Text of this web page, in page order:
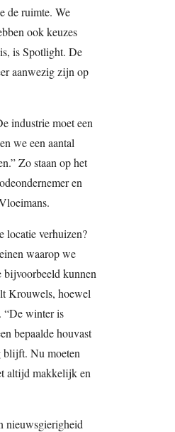
de ruimte. We
ook keuzes
is Spotlight. De
aanwezig zijn op
industrie moet een
we een aantal
Zo staan op het
en
locatie verhuizen?
waarop we
bijvoorbeeld kunnen
Krouwels, hoewel
“De winter is
bepaalde houvast
blijft. Nu moeten
altijd makkelijk en
nieuwsgierigheid